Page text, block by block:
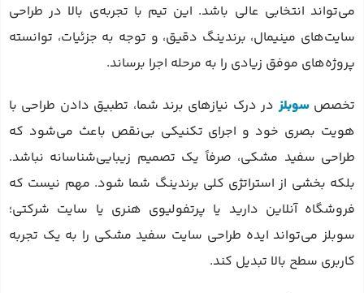
می‌تواند انتخابی عالی باشد. این تیم با تجربه‌ی بالا در طراحی
سایت‌های مینیمال، برندینگ دقیق، و توجه به جزئیات، توانسته
پروژه‌های موفق زیادی را به مرحله اجرا برساند.
تخصصسوبلز در درک نیازهای برند شما، تطبیق دادن طراحی با
هویت بصری‌ خود و اجرای تکنیکی بی‌نقص باعث می‌شود که
طراحی سفید مشکی، صرفاً یک تصمیم زیبایی‌شناسانه نباشد.
بلکه بخشی از استراتژی کلی برندینگ شما شود. مهم نیست که
فروشگاه آنلاین دارید یا پرتفولیوی هنری یا سایت شرکتی؛
سوبلز می‌تواند ایده طراحی سایت سفید مشکی را به یک تجربه
کاربری سطح بالا تبدیل کند.